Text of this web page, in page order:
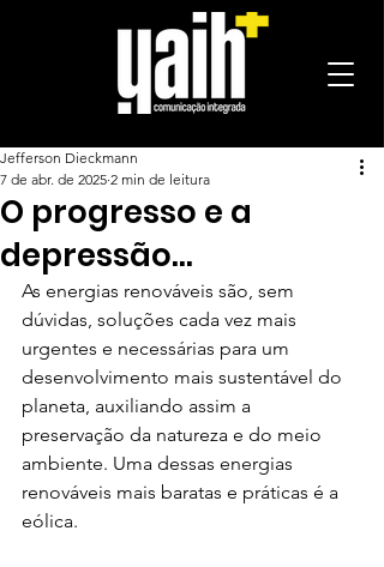
O progresso e a
depressão…
Jefferson Dieckmann
7 de abr. de 2025 2 min de leitura
As energias renováveis são, sem
dúvidas, soluções cada vez mais
urgentes e necessárias para um
desenvolvimento mais sustentável do
planeta, auxiliando assim a
preservação da natureza e do meio
ambiente. Uma dessas energias
renováveis mais baratas e práticas é a
eólica.